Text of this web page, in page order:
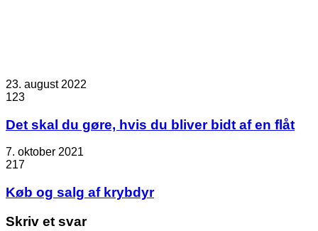
23. august 2022
123
Det skal du gøre, hvis du bliver bidt af en flåt
7. oktober 2021
217
Køb og salg af krybdyr
Skriv et svar